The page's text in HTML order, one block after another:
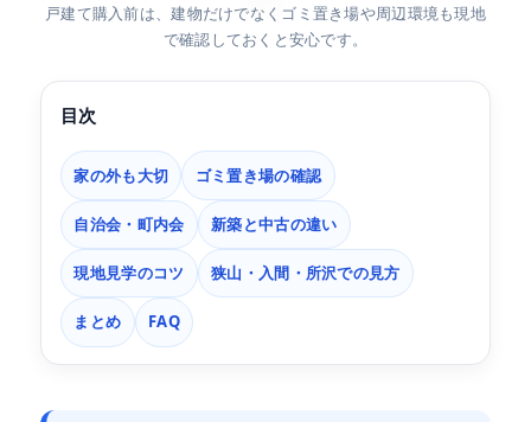
戸建て購入前は、建物だけでなくゴミ置き場や周辺環境も現地
で確認しておくと安心です。
目次
家の外も大切 ゴミ置き場の確認
自治会・町内会 新築と中古の違い
現地見学のコツ 狭山・入間・所沢での見方
まとめ FAQ